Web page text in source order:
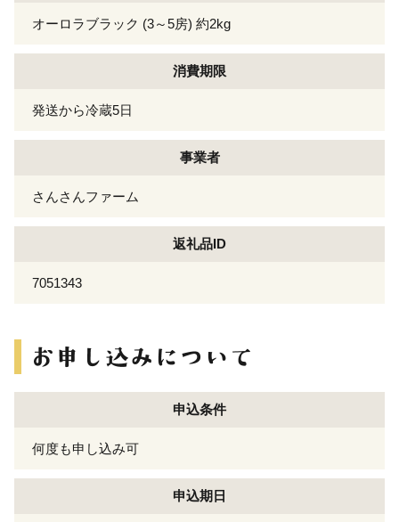
オーロラブラック (3～5房) 約2kg
消費期限
発送から冷蔵5日
事業者
さんさんファーム
返礼品ID
7051343
申込条件
何度も申し込み可
申込期日